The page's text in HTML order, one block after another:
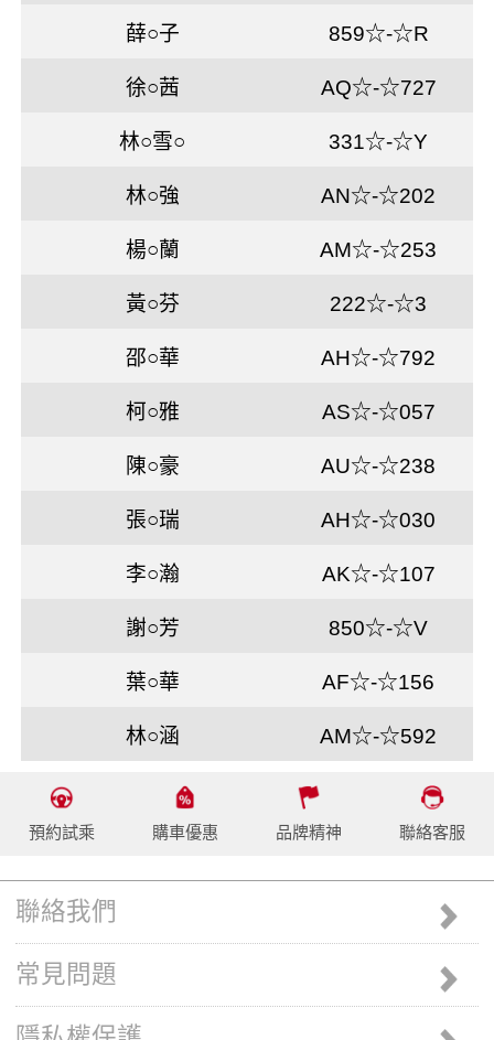
薛○子 859☆-☆R
徐○茜 AQ☆-☆727
林○雪○ 331☆-☆Y
林○強 AN☆-☆202
楊○蘭 AM☆-☆253
黃○芬 222☆-☆3
邵○華 AH☆-☆792
柯○雅 AS☆-☆057
陳○豪 AU☆-☆238
張○瑞 AH☆-☆030
李○瀚 AK☆-☆107
謝○芳 850☆-☆V
葉○華 AF☆-☆156
林○涵 AM☆-☆592
預約試乘 購車優惠 品牌精神 聯絡客服
聯絡我們
常見問題